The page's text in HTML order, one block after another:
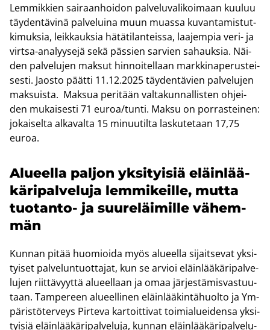
Lem­mik­kien sai­raan­hoi­don pal­ve­lu­va­li­koi­maan kuu­luu
täy­den­tä­vi­nä pal­ve­lui­na muun muas­sa ku­van­ta­mis­tut­
ki­muk­sia, leik­kauk­sia hä­tä­ti­lan­teis­sa, laa­jem­pia veri- ja
virtsa-​analyysejä sekä päs­sien sar­vien sa­hauk­sia. Näi­
den pal­ve­lu­jen mak­sut hin­noi­tel­laan mark­ki­na­pe­rus­tei­
ses­ti. Jaos­to päät­ti 11.12.2025 täy­den­tä­vien pal­ve­lu­jen
mak­suis­ta. Mak­sua pe­ri­tään val­ta­kun­nal­lis­ten oh­jei­
den mu­kai­ses­ti 71 euroa/tunti. Maksu on por­ras­tei­nen:
jo­kai­sel­ta al­ka­val­ta 15 mi­nuu­til­ta las­ku­te­taan 17,75
euroa.
Alu­eel­la pal­jon yk­si­tyi­siä eläin­lää­
kä­ri­pal­ve­lu­ja lem­mi­keil­le, mutta
tuotanto-​ ja suu­re­läi­mil­le vä­hem­
män
Kun­nan pitää huo­mioi­da myös alu­eel­la si­jait­se­vat yk­si­
tyi­set pal­ve­lun­tuot­ta­jat, kun se ar­vioi eläin­lää­kä­ri­pal­ve­
lu­jen riit­tä­vyyt­tä alu­eel­laan ja omaa jär­jes­tä­mis­vas­tuu­
taan. Tam­pe­reen alu­eel­li­nen eläin­lää­kin­tä­huol­to ja Ym­
pä­ris­tö­ter­veys Pir­te­va kar­toit­ti­vat toi­mia­luei­den­sa yk­si­
tyi­siä eläin­lää­kä­ri­pal­ve­lu­ja, kun­nan eläin­lää­kä­ri­pal­ve­lu­